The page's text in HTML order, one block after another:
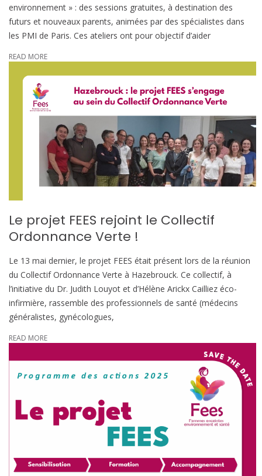
environnement » : des sessions gratuites, à destination des
futurs et nouveaux parents, animées par des spécialistes dans
les PMI de Paris. Ces ateliers ont pour objectif d’aider
READ MORE
Le projet FEES rejoint le Collectif
Ordonnance Verte !
Le 13 mai dernier, le projet FEES était présent lors de la réunion
du Collectif Ordonnance Verte à Hazebrouck. Ce collectif, à
l’initiative du Dr. Judith Louyot et d’Hélène Arickx Cailliez éco-
infirmière, rassemble des professionnels de santé (médecins
généralistes, gynécologues,
READ MORE